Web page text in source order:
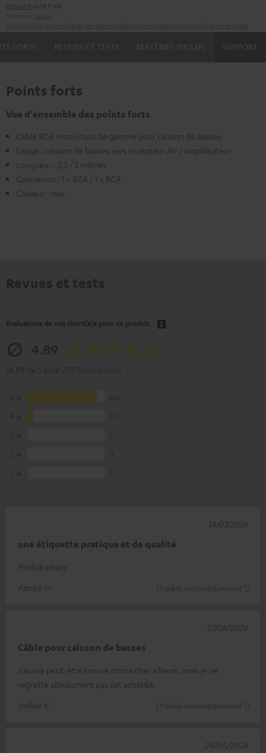
Retours sans frais
SUPPORT
Points forts
Vue d’ensemble des points forts
Câble RCA mono haut de gamme pour caisson de basses
Usage : caisson de basses vers récepteur AV / amplificateur
Longueur : 2,5 / 5 mètres
Connexion : 1 x RCA / 1 x RCA
Couleur : noir
Evaluations de nos client(e)s pour ce produit.
une étiquette pratique et de qualité
Produit phare
Patrick H.
(Traduit automatiquement *)
14/07/2026
Câble pour caisson de basses
J'aurais peut-être trouvé moins cher ailleurs, mais je ne
regrette absolument pas cet achat👍.
Volker K.
(Traduit automatiquement *)
27/06/2026
24/06/2026